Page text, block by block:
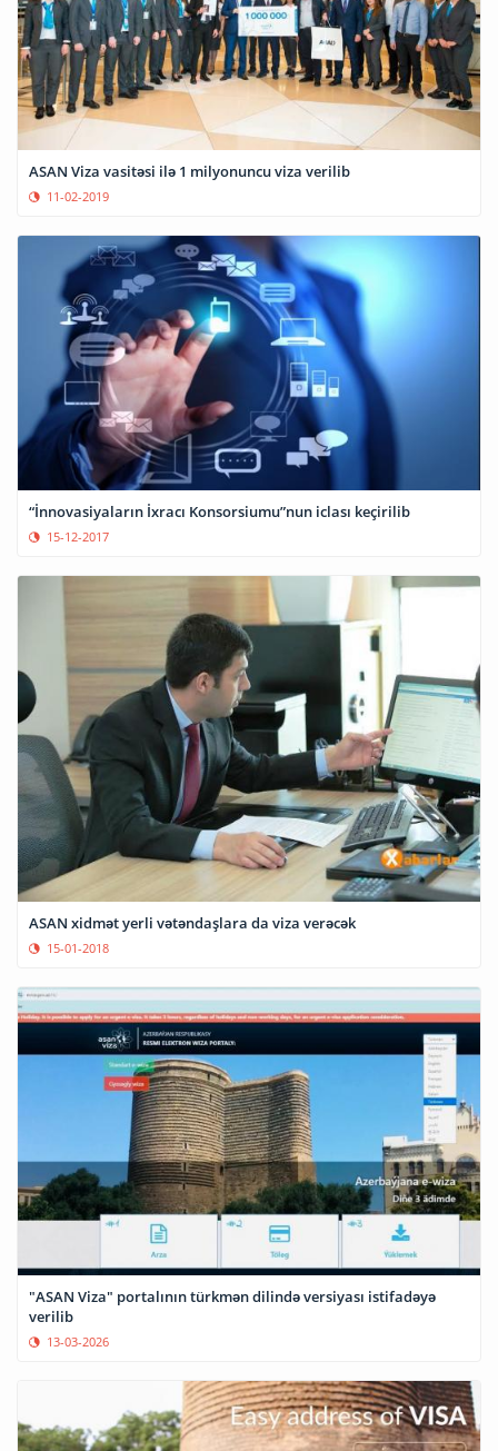
ASAN Viza vasitəsi ilə 1 milyonuncu viza verilib
11-02-2019
“İnnovasiyaların İxracı Konsorsiumu”nun iclası keçirilib
15-12-2017
ASAN xidmət yerli vətəndaşlara da viza verəcək
15-01-2018
"ASAN Viza" portalının türkmən dilində versiyası istifadəyə
verilib
13-03-2026